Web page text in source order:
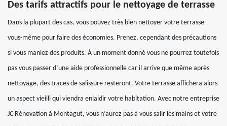
Des tarifs attractifs pour le nettoyage de terrasse
Dans la plupart des cas, vous pouvez très bien nettoyer votre terrasse
vous-même pour faire des économies. Prenez, cependant des précautions
si vous maniez des produits. À un moment donné vous ne pourrez toutefois
pas vous passer d’une aide professionnelle car il arrive que même après
nettoyage, des traces de salissure resteront. Votre terrasse affichera alors
un aspect vieilli qui viendra enlaidir votre habitation. Avec notre entreprise
JC Rénovation à Montagut, vous n’aurez pas à vous salir les mains et votre